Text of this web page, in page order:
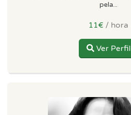
pela...
11€ / hora
Ver Perfil